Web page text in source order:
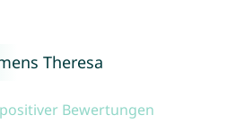
Theresa
Bewertungen